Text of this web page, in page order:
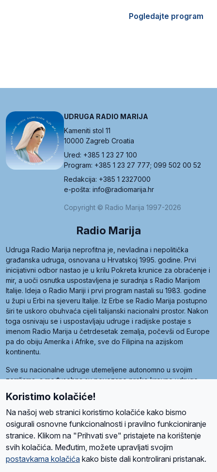
Pogledajte program
UDRUGA RADIO MARIJA
Kameniti stol 11
10000 Zagreb Croatia
Ured: +385 1 23 27 100
Program: +385 1 23 27 777; 099 502 00 52
Redakcija: +385 1 2327000
e-pošta: info@radiomarija.hr
Copyright © Radio Marija 1997-2026
Radio Marija
Udruga Radio Marija neprofitna je, nevladina i nepolitička
građanska udruga, osnovana u Hrvatskoj 1995. godine. Prvi
inicijativni odbor nastao je u krilu Pokreta krunice za obraćenje i
mir, a uoči osnutka uspostavljena je suradnja s Radio Marijom
Italije. Ideja o Radio Mariji i prvi program nastali su 1983. godine
u župi u Erbi na sjeveru Italije. Iz Erbe se Radio Marija postupno
širi te uskoro obuhvaća cijeli talijanski nacionalni prostor. Nakon
toga osnivaju se i uspostavljaju udruge i radijske postaje s
imenom Radio Marija u četrdesetak zemalja, počevši od Europe
pa do obiju Amerika i Afrike, sve do Filipina na azijskom
kontinentu.
Sve su nacionalne udruge utemeljene autonomno u svojim
zemljama, a međusobna su povezane preko krovne udruge
Radio Maria). Svjetsku obitelj utemeljilo je sedam članica, među
kojima je i hrvatska Udruga Radio Marija.
O namaRadio ProgramVolonteriPrijateljiKontaktPravila privatnosti
Koristimo kolačiće!
Na našoj web stranici koristimo kolačiće kako bismo
osigurali osnovne funkcionalnosti i pravilno funkcioniranje
stranice. Klikom na "Prihvati sve" pristajete na korištenje
svih kolačića. Međutim, možete upravljati svojim
postavkama kolačića kako biste dali kontrolirani pristanak.